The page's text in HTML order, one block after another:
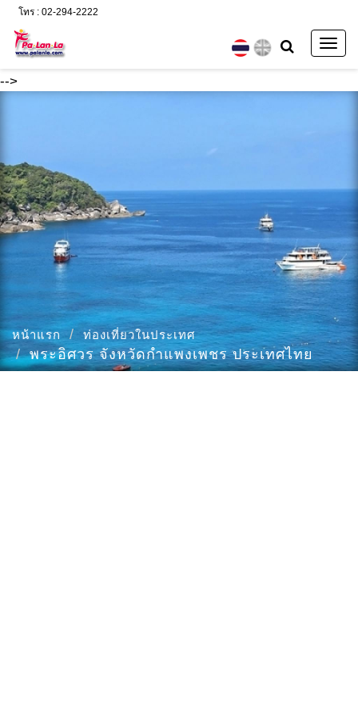
-->
โทร : 02-294-2222
หน้าแรก ท่องเที่ยวในประเทศ
พระอิศวร จังหวัดกำแพงเพชร ประเทศไทย